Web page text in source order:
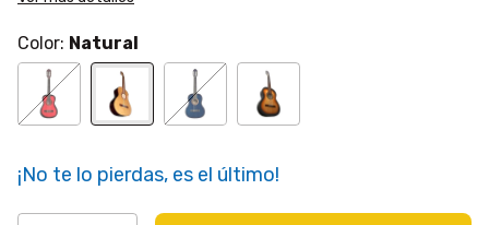
Color: Natural
¡No te lo pierdas, es el último!